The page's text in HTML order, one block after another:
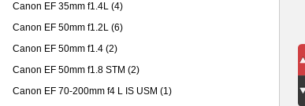
Canon EF 35mm f1.4L (4)
Canon EF 50mm f1.2L (6)
Canon EF 50mm f1.4 (2)
Canon EF 50mm f1.8 STM (2)
Canon EF 70-200mm f4 L IS USM (1)